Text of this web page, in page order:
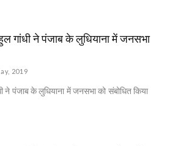
गांधी ने पंजाब के लुधियाना में जनसभा
2019
ने पंजाब के लुधियाना में जनसभा को संबोधित किया